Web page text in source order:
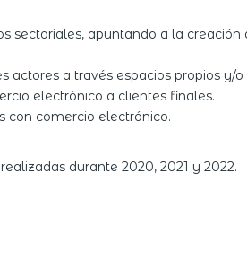
sectoriales, apuntando a la
actores a través espacios propios y/o
electrónico a clientes finales.
con comercio electrónico.
durante 2020, 2021 y 2022.